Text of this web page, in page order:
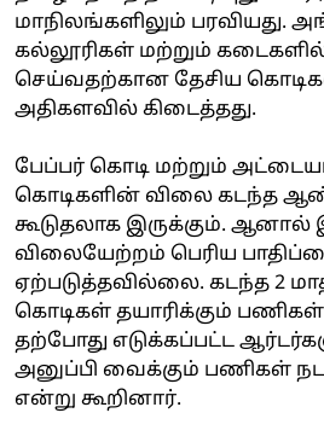
மாநிலங்களிலும் பரவியது.
கல்லூரிகள் மற்றும்
செய்வதற்கான தேசிய
அதிகளவில் கிடைத்தது.
பேப்பர் கொடி மற்றும்
கொடிகளின் விலை கடந்த
கூடுதலாக இருக்கும்.
விலையேற்றம் பெரிய
ஏற்படுத்தவில்லை. கடந்த 2
கொடிகள் தயாரிக்கும் பணிகள்
தற்போது எடுக்கப்பட்ட
அனுப்பி வைக்கும் பணிகள்
என்று கூறினார்.